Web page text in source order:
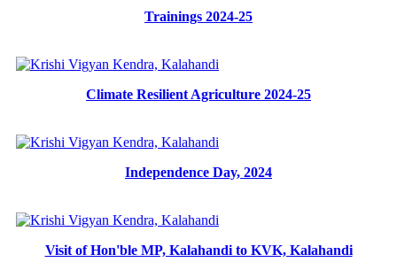
Trainings 2024-25
Climate Resilient Agriculture 2024-25
Independence Day, 2024
Visit of Hon'ble MP, Kalahandi to KVK, Kalahandi